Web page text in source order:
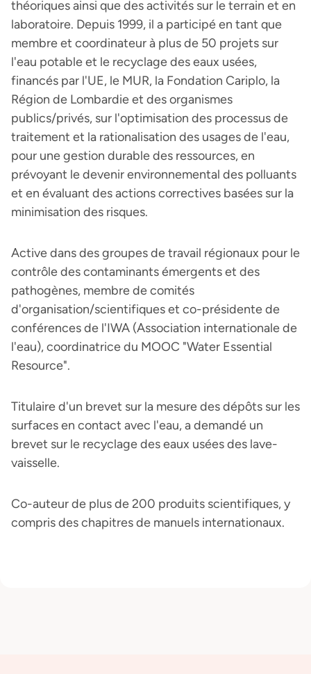
théoriques ainsi que des activités sur le terrain et en
laboratoire. Depuis 1999, il a participé en tant que
membre et coordinateur à plus de 50 projets sur
l'eau potable et le recyclage des eaux usées,
financés par l'UE, le MUR, la Fondation Cariplo, la
Région de Lombardie et des organismes
publics/privés, sur l'optimisation des processus de
traitement et la rationalisation des usages de l'eau,
pour une gestion durable des ressources, en
prévoyant le devenir environnemental des polluants
et en évaluant des actions correctives basées sur la
minimisation des risques.
Active dans des groupes de travail régionaux pour le
contrôle des contaminants émergents et des
pathogènes, membre de comités
d'organisation/scientifiques et co-présidente de
conférences de l'IWA (Association internationale de
l'eau), coordinatrice du MOOC "Water Essential
Resource".
Titulaire d'un brevet sur la mesure des dépôts sur les
surfaces en contact avec l'eau, a demandé un
brevet sur le recyclage des eaux usées des lave-
vaisselle.
Co-auteur de plus de 200 produits scientifiques, y
compris des chapitres de manuels internationaux.